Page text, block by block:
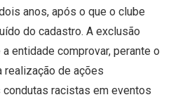
anos, após o que o clube
do cadastro. A exclusão
entidade comprovar, perante o
realização de ações
racistas em eventos